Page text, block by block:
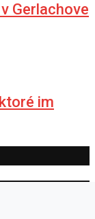
Gerlachove
im